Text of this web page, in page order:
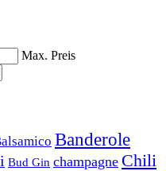
Max. Preis
Banderole
Bud Gin champagne Chili